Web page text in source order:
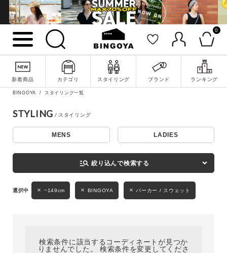
0
新着商品 カテゴリ スタイリング ブランド ランキング
詳細検索
KIDS
BINGOYA スタイリング一覧
STYLING
MENS LADIES
manage_search 絞り込んで検索する
~149cm BINGOYA パーカー / スウェット
検索条件に該当するコーディネートが見つか
りませんでした。 検索条件を変更してくださ